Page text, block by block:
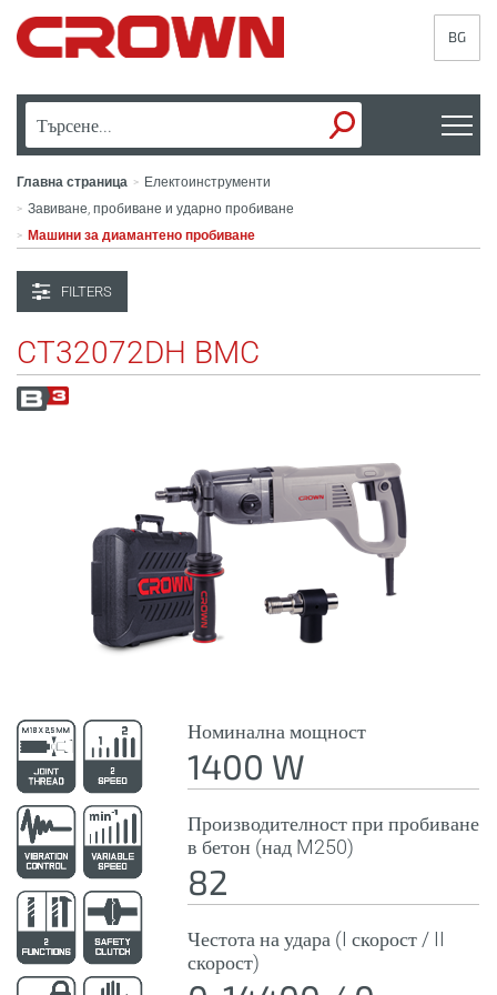
BG
Главна страница > Електоинструменти
> Завиване, пробиване и ударно пробиване
> Машини за диамантено пробиване
FILTERS
CT32072DH BMC
Номинална мощност
1400 W
Производителност при пробиване
в бетон (над M250)
82
Честота на удара (I скорост / II
скорост)